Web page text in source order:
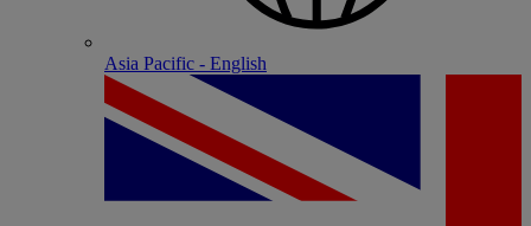
Asia Pacific - English